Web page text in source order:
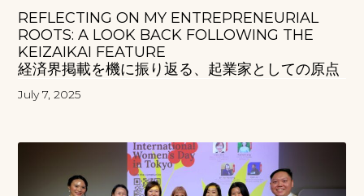
REFLECTING ON MY ENTREPRENEURIAL
ROOTS: A LOOK BACK FOLLOWING THE
KEIZAIKAI FEATURE
経済界掲載を機に振り返る、起業家としての原点
July 7, 2025